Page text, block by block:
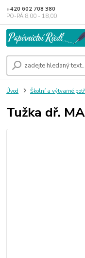
+420 602 708 380
PO-PÁ 8,00 - 18,00
Úvod Školní a výtvarné
Tužka dř.